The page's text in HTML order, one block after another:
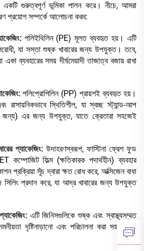
একটি গুরুত্বপূর্ণ ভূমিকা পালন করে। নীচে, আমরা
প্রয়োগ সম্পর্কে আলোচনা করব:
পলিইথিলিন (PE) মূলত ব্যবহৃত হয়। এটি
যা সস্তা শুষ্ক খাবারের জন্য উপযুক্ত। তবে,
একা ব্যবহারের সময় দীর্ঘমেয়াদী তাজাত্ব বজায় রাখা
পলিপ্রোপিলিন (PP) প্রায়শই ব্যবহৃত হয়।
রাসায়নিকভাবে স্থিতিশীল, যা স্বচ্ছ স্ট্যান্ড-আপ
জন্য) এর জন্য উপযুক্ত, যাতে ক্রেতারা সহজেই
প্যাকেজিং: উদাহরণস্বরূপ, ফাস্টিনা ফ্রেশ ফুড
কম্পোজিট ফিল্ম (ক্ষতিকারক পদার্থহীন) ব্যবহার
প্রক্রিয়া সূঁচ দ্বারা ক্ষত রোধ করে, অক্সিজেন বাধা
সিলিং প্রদান করে, যা আদ্র খাবারের জন্য উপযুক্ত
এটি জিনিসগুলিকে শুষ্ক এবং স্বাস্থ্যসম্মত
দৃষ্টিনাড়ানো এবং পরিচালনা করা সহজ করে